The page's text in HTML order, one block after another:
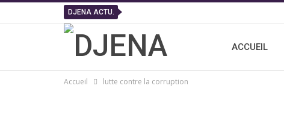
DJENA ACTU.
ACCUEIL
Accueil lutte contre la corruption